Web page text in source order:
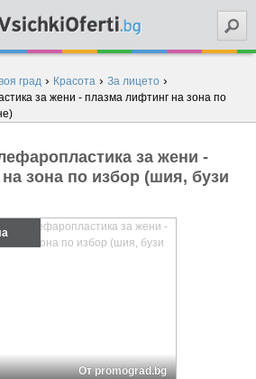
град › Красота › За лицето ›
за жени - плазма лифтинг на зона по
за жени -
зона по избор (шия, бузи
От promograd.bg